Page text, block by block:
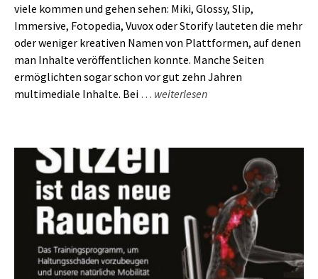
viele kommen und gehen sehen: Miki, Glossy, Slip,
Immersive, Fotopedia, Vuvox oder Storify lauteten die mehr
oder weniger kreativen Namen von Plattformen, auf denen
man Inhalte veröffentlichen konnte. Manche Seiten
ermöglichten sogar schon vor gut zehn Jahren
multimediale Inhalte. Bei … weiterlesen